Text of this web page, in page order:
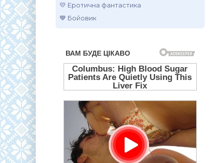
💛 Еротична фантастика
💙 Бойовик